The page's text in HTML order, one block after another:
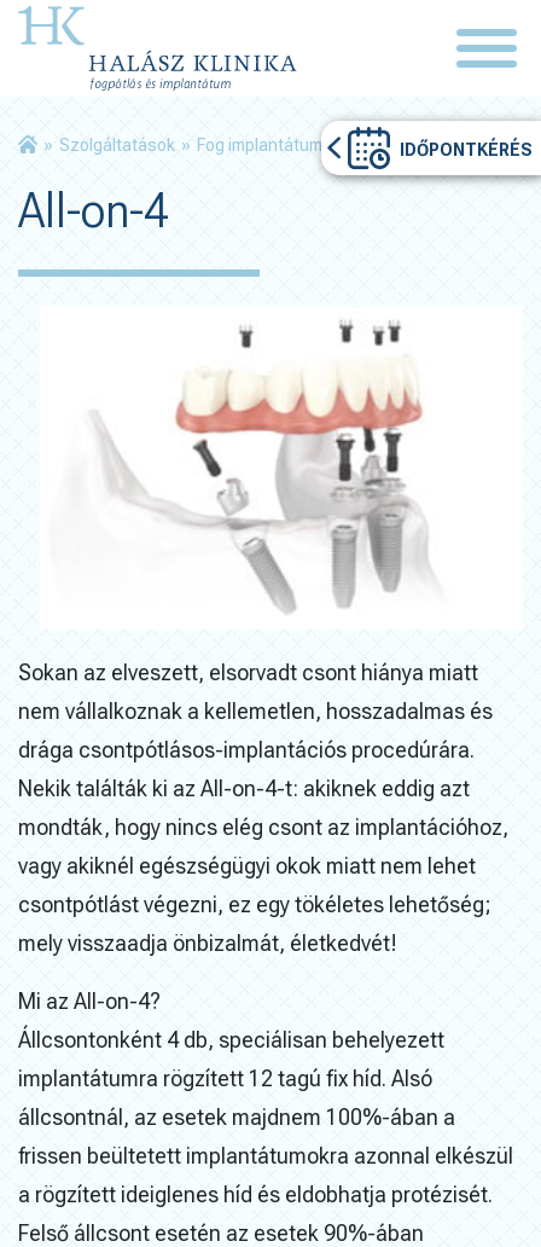
IDŐPONTKÉRÉS
» Szolgáltatások » Fog implantátum » All-on-4
All-on-4
Sokan az elveszett, elsorvadt csont hiánya miatt
nem vállalkoznak a kellemetlen, hosszadalmas és
drága csontpótlásos-implantációs procedúrára.
Nekik találták ki az All-on-4-t: akiknek eddig azt
mondták, hogy nincs elég csont az implantációhoz,
vagy akiknél egészségügyi okok miatt nem lehet
csontpótlást végezni, ez egy tökéletes lehetőség;
mely visszaadja önbizalmát, életkedvét!
Mi az All-on-4?
Állcsontonként 4 db, speciálisan behelyezett
implantátumra rögzített 12 tagú fix híd. Alsó
állcsontnál, az esetek majdnem 100%-ában a
frissen beültetett implantátumokra azonnal elkészül
a rögzített ideiglenes híd és eldobhatja protézisét.
Felső állcsont esetén az esetek 90%-ában